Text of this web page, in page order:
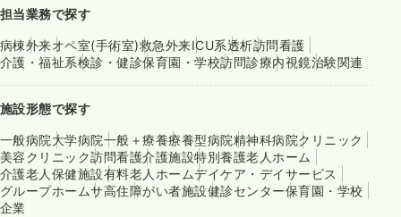
担当業務で探す
病棟外来オペ室(手術室)救急外来ICU系透析訪問看護
介護・福祉系検診・健診保育園・学校訪問診療内視鏡治験関連
施設形態で探す
一般病院大学病院一般＋療養療養型病院精神科病院クリニック
美容クリニック訪問看護介護施設特別養護老人ホーム
介護老人保健施設有料老人ホームデイケア・デイサービス
グループホームサ高住障がい者施設健診センター保育園・学校
企業